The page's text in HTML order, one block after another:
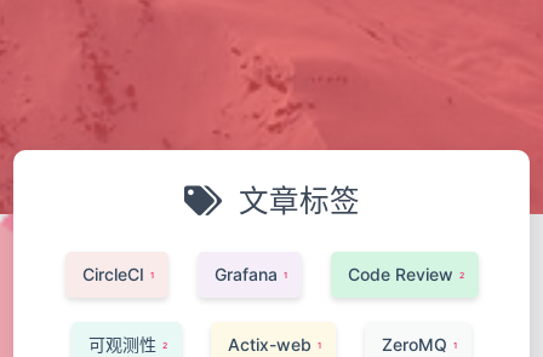
文章标签
CircleCI 1 Grafana 1 Code Review 2
可观测性 2 Actix-web 1 ZeroMQ 1